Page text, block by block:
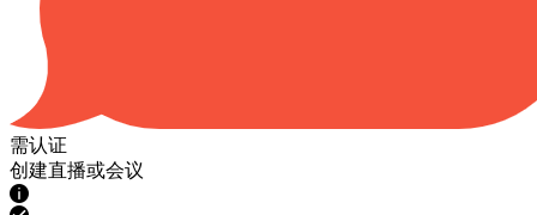
需认证
创建直播或会议